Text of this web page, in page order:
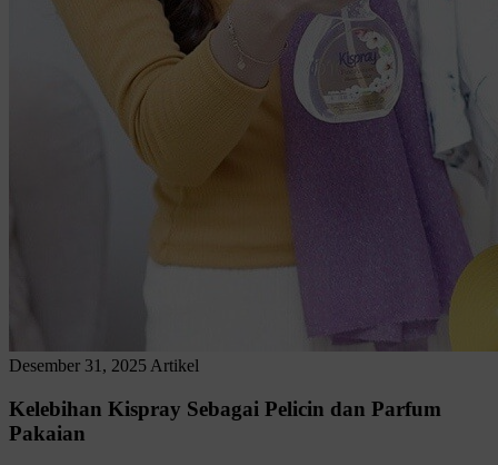
Desember 31, 2025 Artikel
Kelebihan Kispray Sebagai Pelicin dan Parfum
Pakaian